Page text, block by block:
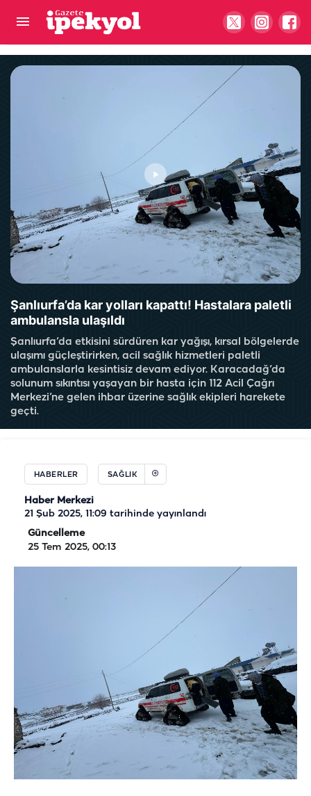
Şanlıurfa’da kar yolları kapattı! Hastalara paletli
ambulansla ulaşıldı
Şanlıurfa’da etkisini sürdüren kar yağışı, kırsal bölgelerde
ulaşımı güçleştirirken, acil sağlık hizmetleri paletli
ambulanslarla kesintisiz devam ediyor. Karacadağ’da
solunum sıkıntısı yaşayan bir hasta için 112 Acil Çağrı
Merkezi’ne gelen ihbar üzerine sağlık ekipleri harekete
geçti.
HABERLER SAĞLIK
Haber Merkezi
21 Şub 2025, 11:09 tarihinde yayınlandı
Güncelleme
25 Tem 2025, 00:13
Şanlıurfa’da hayatı felç eden sıcaklara karşı uyarı